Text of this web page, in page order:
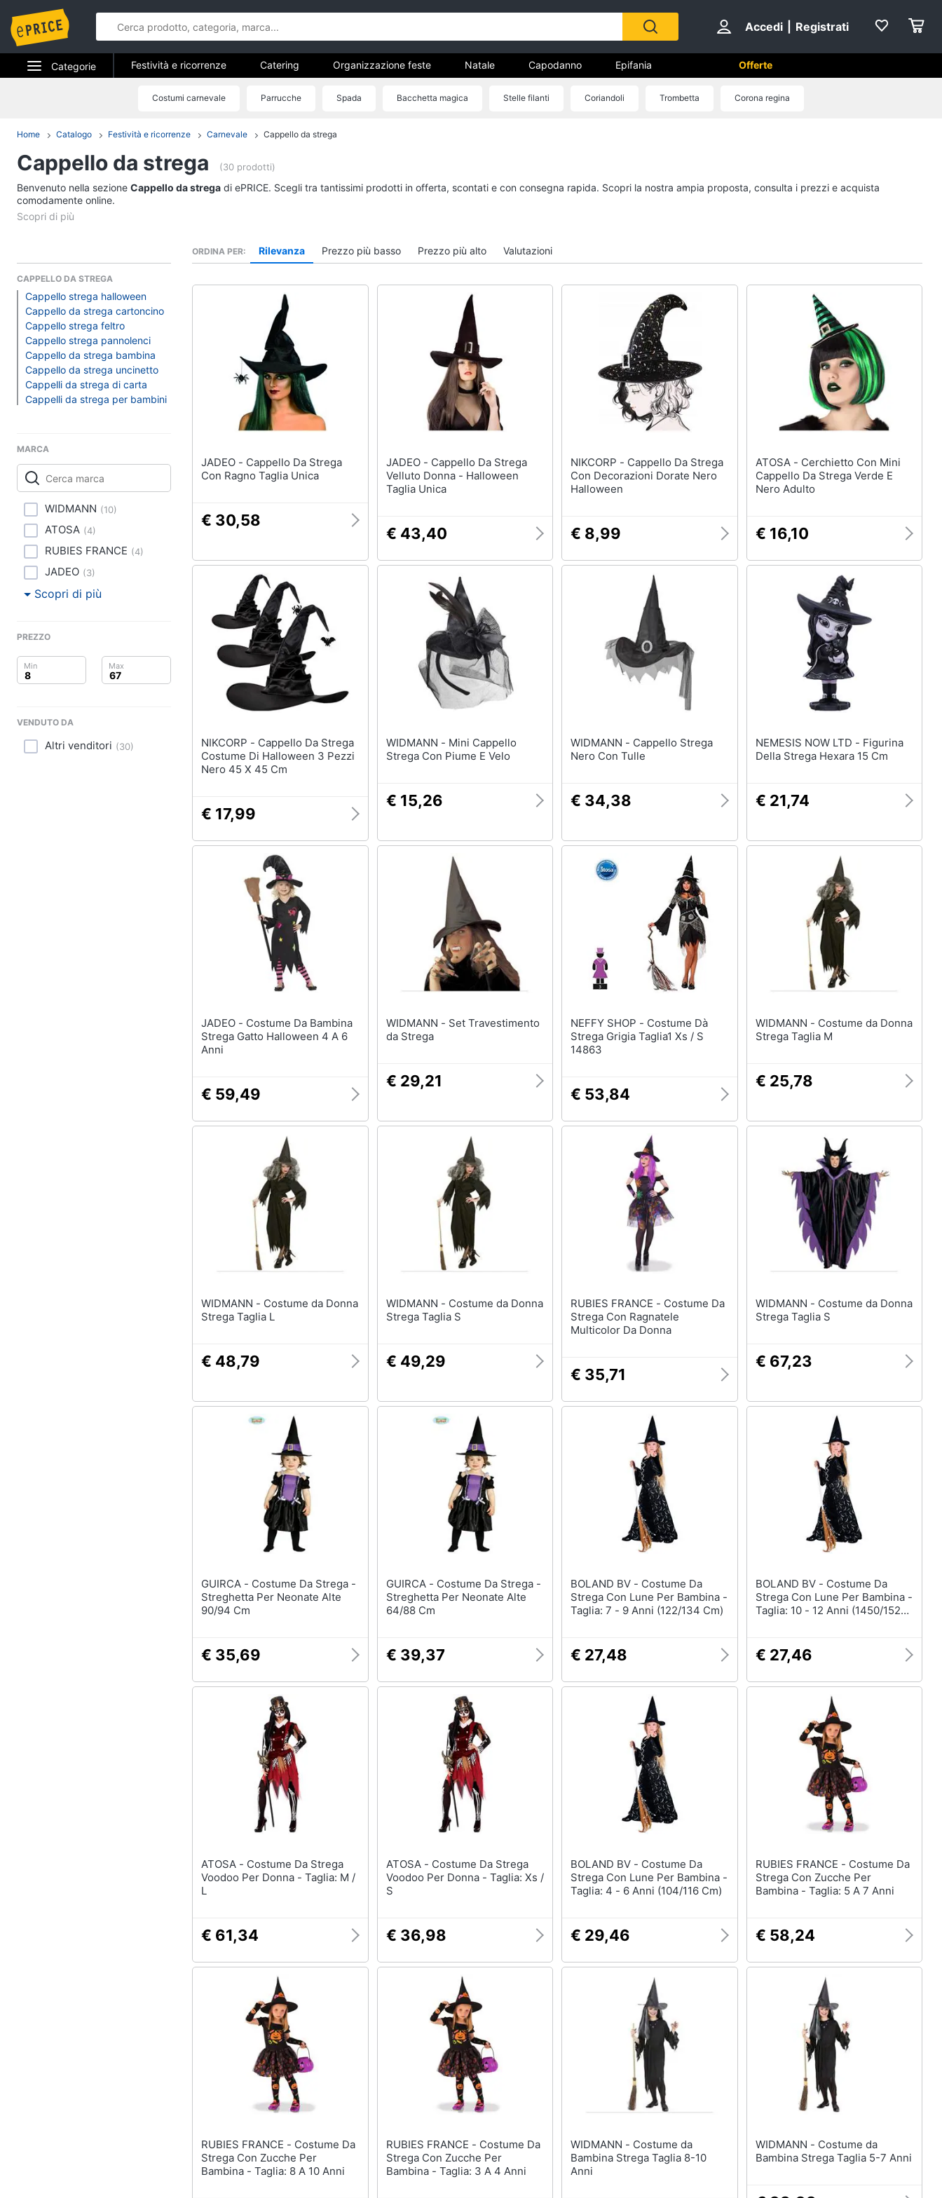
Accedi Registrati
Categorie
Telefonia
Tv e Home Cinema
Smart home
Audio e musica
Clima
Arredo
Brico e Giardinaggio
Salute e igiene
Prima infanzia
Fotografia
Casalinghi
Abbigliamento
Animali
Libri, cd e dvd
Festività e ricorrenze
Catering
Vedi tutti Vedi tutti Vedi tutti
Barbie
Puzzle
Vedi tutti
Regali di Natale per lui
Regali di Natale per lei
Regali di natale per teenager
Regali di Natale per arredare
Per chi ama le esperienze
Per gli amanti della beauty
Per gli amanti della tecnologia
Maschera per travestimenti
Parrucche
Vedi tutti
Regali per la festa del papà
Per gli amanti della tecnologia
Per gli amanti della moda
Vedi tutti
Regali festa della mamma
Per le mamme amanti della
moda
beauty routine
Per le mamme appassionate
Halloween
Zucca Halloween
Unghie finte
Vedi tutti
Boxing days
Giocattoli - Boxing Days
Festività e ricorrenze Catering Organizzazione feste Natale Capodanno Epifania Offerte
Costumi carnevale Parrucche Spada Bacchetta magica Stelle filanti Coriandoli Trombetta Corona regina
Home Catalogo Festività e ricorrenze Carnevale Cappello da strega
Cappello da strega (30 prodotti)
Benvenuto nella sezione Cappello da strega di ePRICE. Scegli tra tantissimi prodotti in offerta, scontati e con consegna rapida. Scopri la nostra ampia proposta, consulta i prezzi e acquista
comodamente online.
CAPPELLO DA STREGA
Cappello strega halloween
Cappello da strega cartoncino
Cappello strega feltro
Cappello strega pannolenci
Cappello da strega bambina
Cappello da strega uncinetto
Cappelli da strega di carta
Cappelli da strega per bambini
MARCA
WIDMANN (10)
ATOSA (4)
RUBIES FRANCE (4)
JADEO (3)
Scopri di più
PREZZO
VENDUTO DA
Altri venditori (30)
ORDINA PER Rilevanza Prezzo più basso Prezzo più alto Valutazioni
JADEO - Cappello Da Strega
Con Ragno Taglia Unica
€ 30,58
JADEO - Cappello Da Strega
Velluto Donna - Halloween
Taglia Unica
€ 43,40
NIKCORP - Cappello Da Strega
Con Decorazioni Dorate Nero
Halloween
€ 8,99
ATOSA - Cerchietto Con Mini
Cappello Da Strega Verde E
Nero Adulto
€ 16,10
NIKCORP - Cappello Da Strega
Costume Di Halloween 3 Pezzi
Nero 45 X 45 Cm
€ 17,99
WIDMANN - Mini Cappello
Strega Con Piume E Velo
€ 15,26
WIDMANN - Cappello Strega
Nero Con Tulle
€ 34,38
NEMESIS NOW LTD - Figurina
Della Strega Hexara 15 Cm
€ 21,74
JADEO - Costume Da Bambina
Strega Gatto Halloween 4 A 6
Anni
€ 59,49
WIDMANN - Set Travestimento
da Strega
€ 29,21
NEFFY SHOP - Costume Dà
Strega Grigia Taglia1 Xs / S
14863
€ 53,84
WIDMANN - Costume da Donna
Strega Taglia M
€ 25,78
WIDMANN - Costume da Donna
Strega Taglia L
€ 48,79
WIDMANN - Costume da Donna
Strega Taglia S
€ 49,29
RUBIES FRANCE - Costume Da
Strega Con Ragnatele
Multicolor Da Donna
€ 35,71
WIDMANN - Costume da Donna
Strega Taglia S
€ 67,23
GUIRCA - Costume Da Strega -
Streghetta Per Neonate Alte
90/94 Cm
€ 35,69
GUIRCA - Costume Da Strega -
Streghetta Per Neonate Alte
64/88 Cm
€ 39,37
BOLAND BV - Costume Da
Strega Con Lune Per Bambina -
Taglia: 7 - 9 Anni (122/134 Cm)
€ 27,48
BOLAND BV - Costume Da
Strega Con Lune Per Bambina -
Taglia: 10 - 12 Anni (1450/152
€ 27,46
ATOSA - Costume Da Strega
Voodoo Per Donna - Taglia: M /
L
€ 61,34
ATOSA - Costume Da Strega
Voodoo Per Donna - Taglia: Xs /
S
€ 36,98
BOLAND BV - Costume Da
Strega Con Lune Per Bambina -
Taglia: 4 - 6 Anni (104/116 Cm)
€ 29,46
RUBIES FRANCE - Costume Da
Strega Con Zucche Per
Bambina - Taglia: 5 A 7 Anni
€ 58,24
RUBIES FRANCE - Costume Da
Strega Con Zucche Per
Bambina - Taglia: 8 A 10 Anni
RUBIES FRANCE - Costume Da
Strega Con Zucche Per
Bambina - Taglia: 3 A 4 Anni
WIDMANN - Costume da
Bambina Strega Taglia 8-10
Anni
WIDMANN - Costume da
Bambina Strega Taglia 5-7 Anni